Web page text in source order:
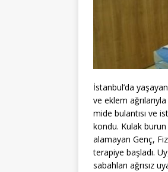
İstanbul’da
ve eklem
mide bulantısı ve
kondu. Kulak
alamayan Genç,
terapiye başladı.
sabahları ağrısız